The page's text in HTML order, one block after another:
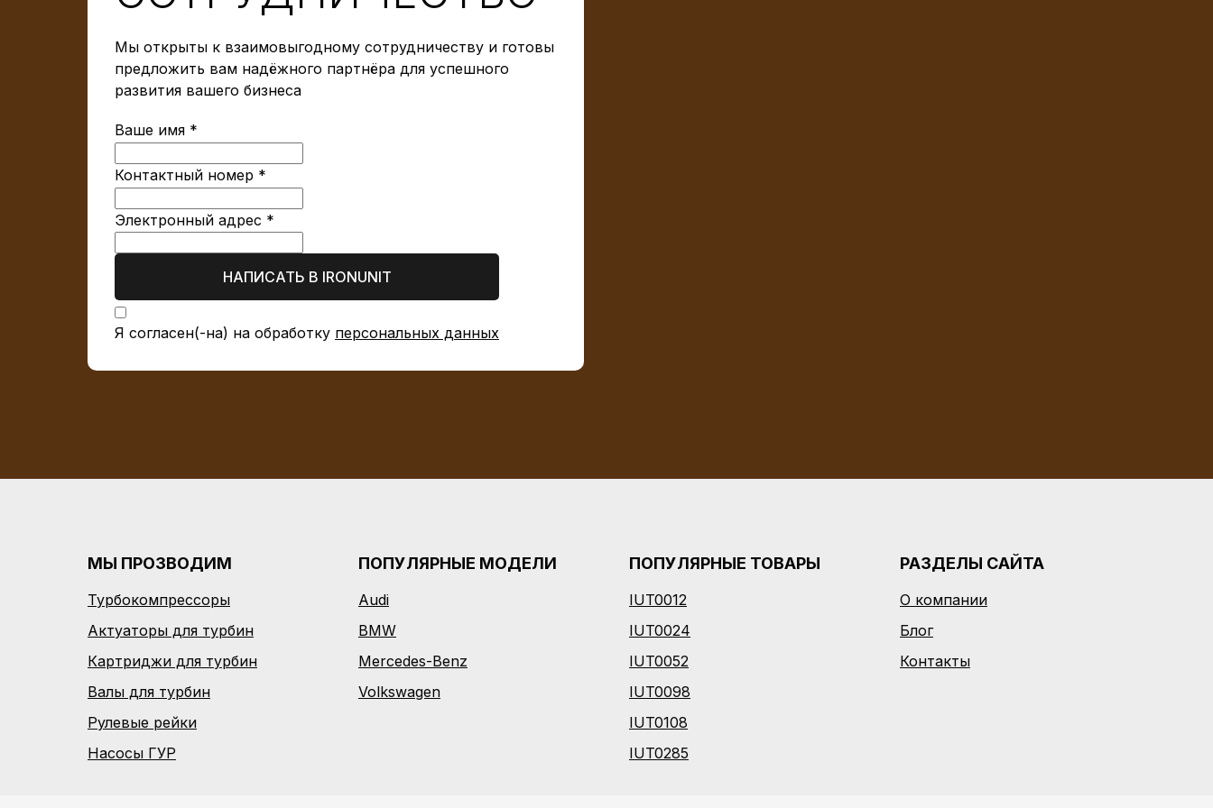
Мы открыты к взаимовыгодному сотрудничеству и готовы
предложить вам надёжного партнёра для успешного
развития вашего бизнеса
Ваше имя *
Контактный номер *
Электронный адрес *
НАПИСАТЬ В IRONUNIT
Я согласен(-на) на обработку персональных данных
МЫ ПРОЗВОДИМ
Турбокомпрессоры
Актуаторы для турбин
Картриджи для турбин
Валы для турбин
Рулевые рейки
Насосы ГУР
ПОПУЛЯРНЫЕ МОДЕЛИ
Audi
BMW
Mercedes-Benz
Volkswagen
ПОПУЛЯРНЫЕ ТОВАРЫ
IUT0012
IUT0024
IUT0052
IUT0098
IUT0108
IUT0285
РАЗДЕЛЫ САЙТА
О компании
Блог
Контакты